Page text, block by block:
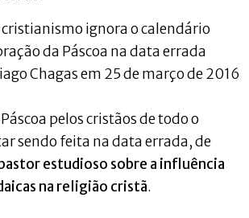
cristianismo ignora o calendário
da Páscoa na data errada
Chagas em 25 de março de 2016
pelos cristãos de todo o
sendo feita na data errada, de
estudioso sobre a influência
na religião cristã.